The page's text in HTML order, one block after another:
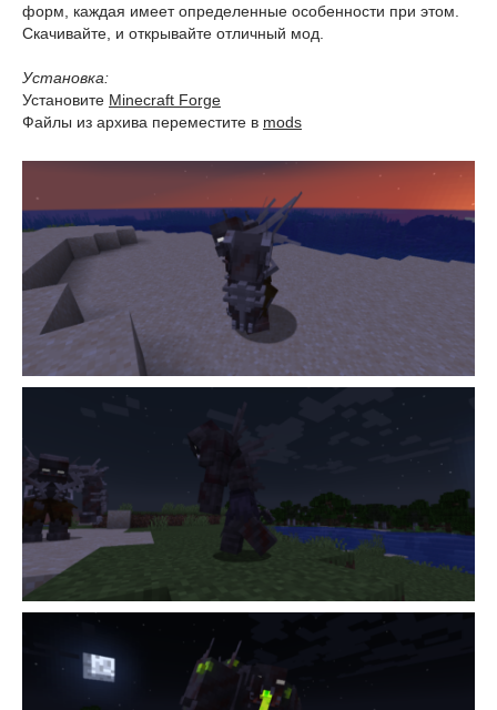
форм, каждая имеет определенные особенности при этом.
Скачивайте, и открывайте отличный мод.
Установка:
Установите Minecraft Forge
Файлы из архива переместите в mods